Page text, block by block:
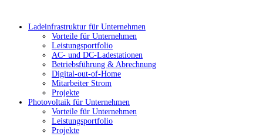
Ladeinfrastruktur für Unternehmen
Vorteile für Unternehmen
Leistungsportfolio
AC- und DC-Ladestationen
Betriebsführung & Abrechnung
Digital-out-of-Home
Mitarbeiter Strom
Projekte
Photovoltaik für Unternehmen
Vorteile für Unternehmen
Leistungsportfolio
Projekte